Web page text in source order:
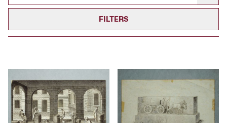
FILTERS